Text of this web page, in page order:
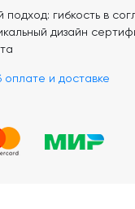
подход: гибкость в
дизайн
и доставке